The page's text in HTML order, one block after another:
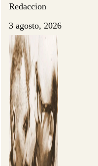
Redaccion
3 agosto, 2026